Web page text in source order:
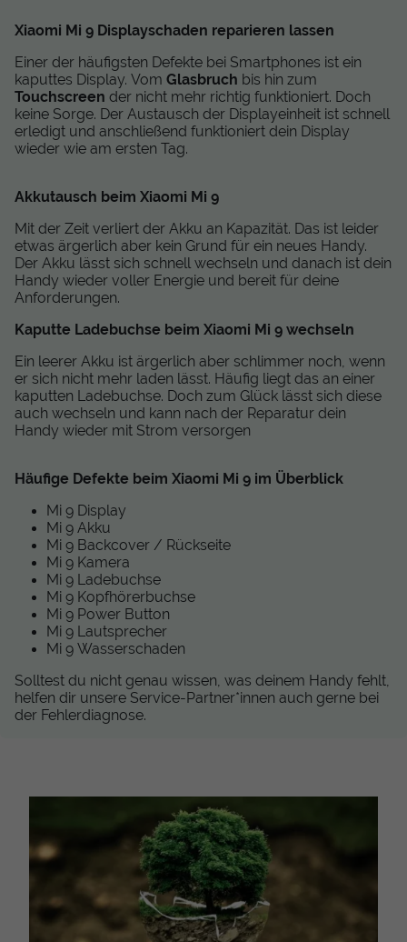
Xiaomi Mi 9 Displayschaden reparieren lassen
Einer der häufigsten Defekte bei Smartphones ist ein
kaputtes Display. Vom Glasbruch bis hin zum
Touchscreen der nicht mehr richtig funktioniert. Doch
keine Sorge. Der Austausch der Displayeinheit ist schnell
erledigt und anschließend funktioniert dein Display
wieder wie am ersten Tag.
Akkutausch beim Xiaomi Mi 9
Mit der Zeit verliert der Akku an Kapazität. Das ist leider
etwas ärgerlich aber kein Grund für ein neues Handy.
Der Akku lässt sich schnell wechseln und danach ist dein
Handy wieder voller Energie und bereit für deine
Anforderungen.
Kaputte Ladebuchse beim Xiaomi Mi 9 wechseln
Ein leerer Akku ist ärgerlich aber schlimmer noch, wenn
er sich nicht mehr laden lässt. Häufig liegt das an einer
kaputten Ladebuchse. Doch zum Glück lässt sich diese
auch wechseln und kann nach der Reparatur dein
Handy wieder mit Strom versorgen
Häufige Defekte beim Xiaomi Mi 9 im Überblick
Mi 9 Display
Mi 9 Akku
Mi 9 Backcover / Rückseite
Mi 9 Kamera
Mi 9 Ladebuchse
Mi 9 Kopfhörerbuchse
Mi 9 Power Button
Mi 9 Lautsprecher
Mi 9 Wasserschaden
Solltest du nicht genau wissen, was deinem Handy fehlt,
helfen dir unsere Service-Partner*innen auch gerne bei
der Fehlerdiagnose.